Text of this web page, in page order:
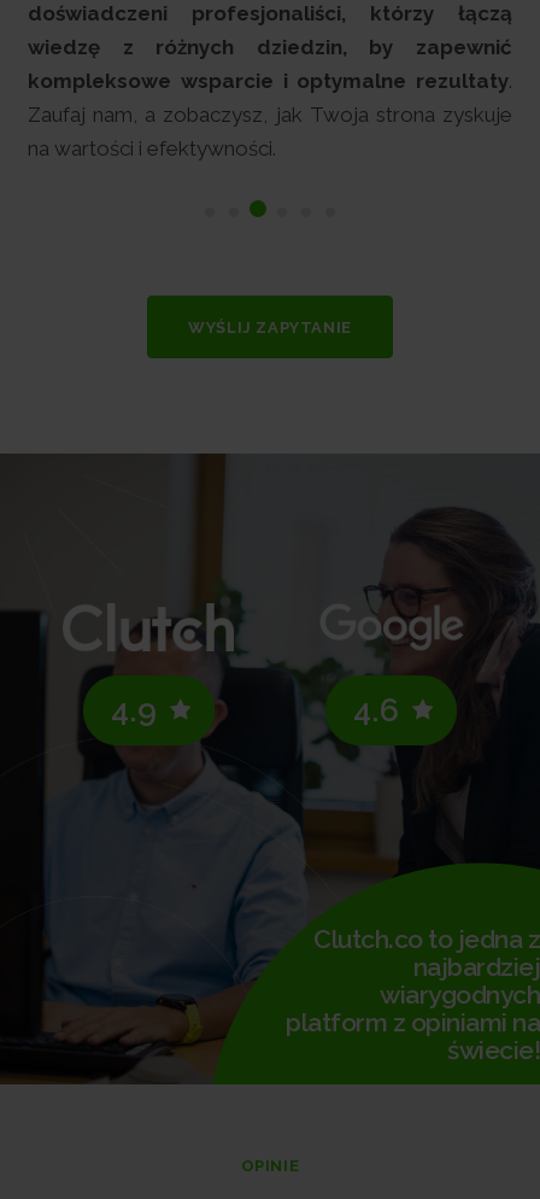
którzy łączą
by zapewnić
rezultaty.
strona zyskuje
Brytanii. Dzięki temu nie tylko
odwiedzających, ale przede
efektywność Twojej strony
bezpośrednio przekłada się na
przychodów.
WYŚLIJ ZAPYTANIE
4.9 4.6
Clutch.co to jedna z
najbardziej
wiarygodnych
platform z opiniami na
świecie!
OPINIE